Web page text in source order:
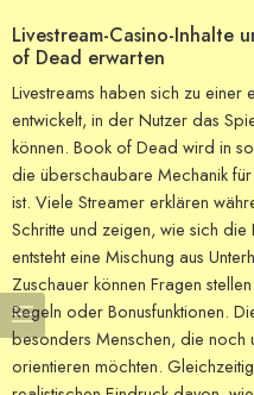
Livestream-Casino-Inhalte
of Dead erwarten
Livestreams haben sich zu einer
entwickelt, in der Nutzer das
können. Book of Dead wird in
die überschaubare Mechanik
ist. Viele Streamer erklären
Schritte und zeigen, wie sich
entsteht eine Mischung aus
Zuschauer können Fragen
Regeln oder Bonusfunktionen.
besonders Menschen, die noch
orientieren möchten.